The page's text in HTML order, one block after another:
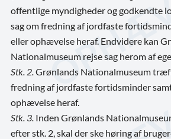
offentlige myndigheder og godkendte
sag om fredning af jordfaste
eller ophævelse heraf. Endvidere kan
Nationalmuseum rejse sag herom af
Stk. 2. Grønlands Nationalmuseum
fredning af jordfaste fortidsminder
ophævelse heraf.
Stk. 3. Inden Grønlands
efter stk. 2, skal der ske høring af